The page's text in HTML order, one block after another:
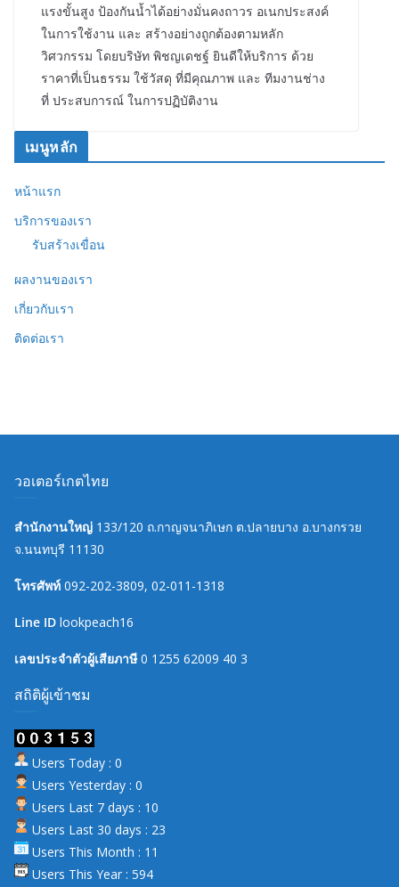
แรงขั้นสูง ป้องกันน้ำได้อย่างมั่นคงถาวร อเนกประสงค์
ในการใช้งาน และ สร้างอย่างถูกต้องตามหลัก
วิศวกรรม โดยบริษัท พิชญเดชฐ์ ยินดีให้บริการ ด้วย
ราคาที่เป็นธรรม ใช้วัสดุ ที่มีคุณภาพ และ ทีมงานช่าง
ที่ ประสบการณ์ ในการปฏิบัติงาน
เมนูหลัก
หน้าแรก
บริการของเรา
รับสร้างเขื่อน
ผลงานของเรา
เกี่ยวกับเรา
ติดต่อเรา
วอเตอร์เกตไทย
สำนักงานใหญ่ 133/120 ถ.กาญจนาภิเษก ต.ปลายบาง อ.บางกรวย
จ.นนทบุรี 11130
โทรศัพท์ 092-202-3809, 02-011-1318
Line ID lookpeach16
เลขประจำตัวผู้เสียภาษี0 1255 62009 40 3
สถิติผู้เข้าชม
Users Today : 0
Users Yesterday : 0
Users Last 7 days : 10
Users Last 30 days : 23
Users This Month : 11
Users This Year : 594